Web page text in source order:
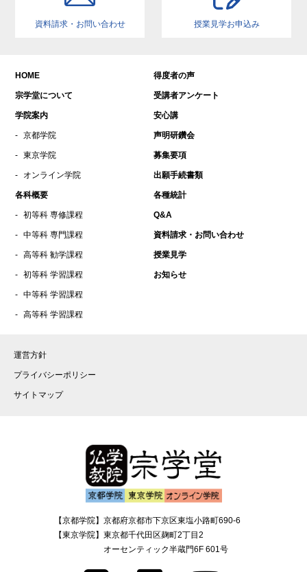
2022年10月
2022年5月
2022年4月
2022年3月
2021年11月
2021年9月
2021年8月
2021年7月
2021年5月
2021年4月
2021年3月
2021年2月
2021年1月
2020年10月
2020年9月
2020年8月
資料請求・お問い合わせ 授業見学お申込み
HOME
宗学堂について
学院案内
京都学院
東京学院
オンライン学院
各科概要
初等科 専修課程
中等科 専門課程
高等科 勧学課程
初等科 学習課程
中等科 学習課程
高等科 学習課程
得度者の声
受講者アンケート
安心講
声明研鑽会
募集要項
出願手続書類
各種統計
Q&A
資料請求・お問い合わせ
授業見学
お知らせ
運営方針
プライバシーポリシー
サイトマップ
【京都学院】 京都府京都市下京区東塩小路町690-6
【東京学院】 東京都千代田区麹町2丁目2
オーセンティック半蔵門6F 601号